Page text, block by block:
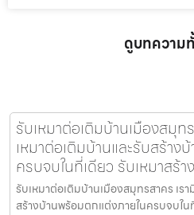
ดูบทความ
รับเหมาต่อเติมบ้านเมืองสมุท
เหมาต่อเติมบ้านและรับสร้าง
ครบจบในที่เดียว รับเหมาสร้
รับเหมาต่อเติมบ้านเมืองสมุทรสาคร เร
สร้างบ้านพร้อมตกแต่งภายในครบจบใน